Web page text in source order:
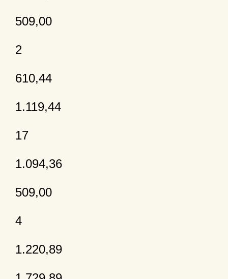
509,00
2
610,44
1.119,44
17
1.094,36
509,00
4
1.220,89